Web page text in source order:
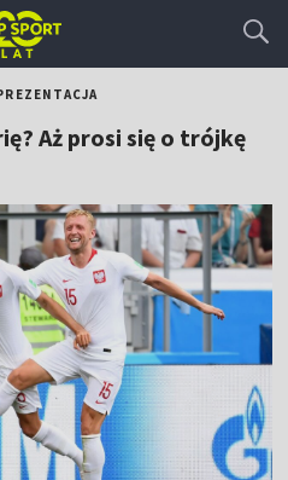
Aż prosi się o trójkę